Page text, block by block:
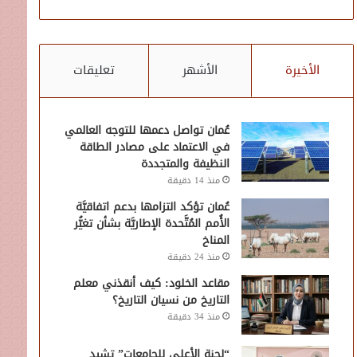
الأخيرة الأشهر تعليقات
عُمان تواصل دعمها للتوجه العالمي
في الاعتماد على مصادر الطاقة
النظيفة والمتجددة
منذ 14 دقيقة
عُمان تؤكد التزامها بدعم اتفاقيَّة
الأُمم المُتَّحدة الإطاريَّة بشأن تغيُّر
المناخ
منذ 24 دقيقة
مقاعد الخلود: كيف أنقذني معلم
التاريخ من نسيان التاريخ؟
منذ 34 دقيقة